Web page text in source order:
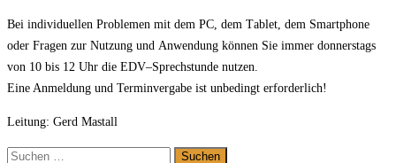
Bei individuellen Problemen mit dem PC, dem Tablet, dem Smartphone
oder Fragen zur Nutzung und Anwendung können Sie immer donnerstags
von 10 bis 12 Uhr die EDV–Sprechstunde nutzen.
Eine Anmeldung und Terminvergabe ist unbedingt erforderlich!
Leitung: Gerd Mastall
Suchen